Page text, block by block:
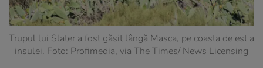
Trupul lui Slater a fost găsit lângă Masca, pe coasta de est a
insulei. Foto: Profimedia, via The Times/ News Licensing